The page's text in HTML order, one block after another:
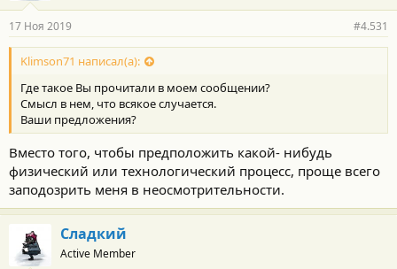
17 Ноя 2019 #4.531
Klimson71 написал(а):
Где такое Вы прочитали в моем сообщении?
Смысл в нем, что всякое случается.
Ваши предложения?
Вместо того, чтобы предположить какой- нибудь
физический или технологический процесс, проще всего
заподозрить меня в неосмотрительности.
Сладкий
Active Member